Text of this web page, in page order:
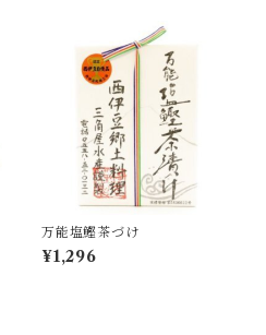
万能塩鰹茶づけ
¥1,296